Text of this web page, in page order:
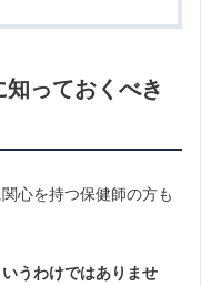
っておくべき
心を持つ保健師の方も
うわけではありませ